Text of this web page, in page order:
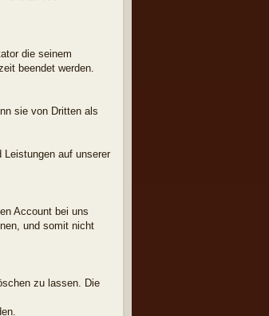
die seinem
beendet werden.
sie von Dritten als
auf unserer
Account bei uns
und somit nicht
zu lassen. Die